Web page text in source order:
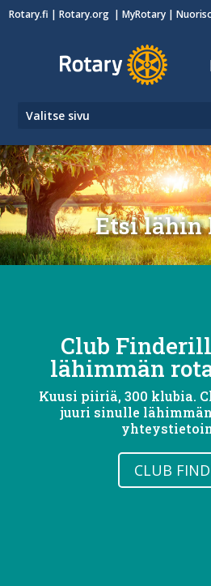
Rotary.fi |Rotary.org |MyRotary |
Valitse sivu
Etsi lähin
Club
lähimmän
Kuusi piiriä, 300 klubia.
juuri sinulle
CLUB